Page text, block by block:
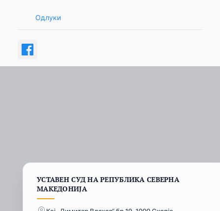
Одлуки
УСТАВЕН СУД НА РЕПУБЛИКА СЕВЕРНА
МАКЕДОНИЈА